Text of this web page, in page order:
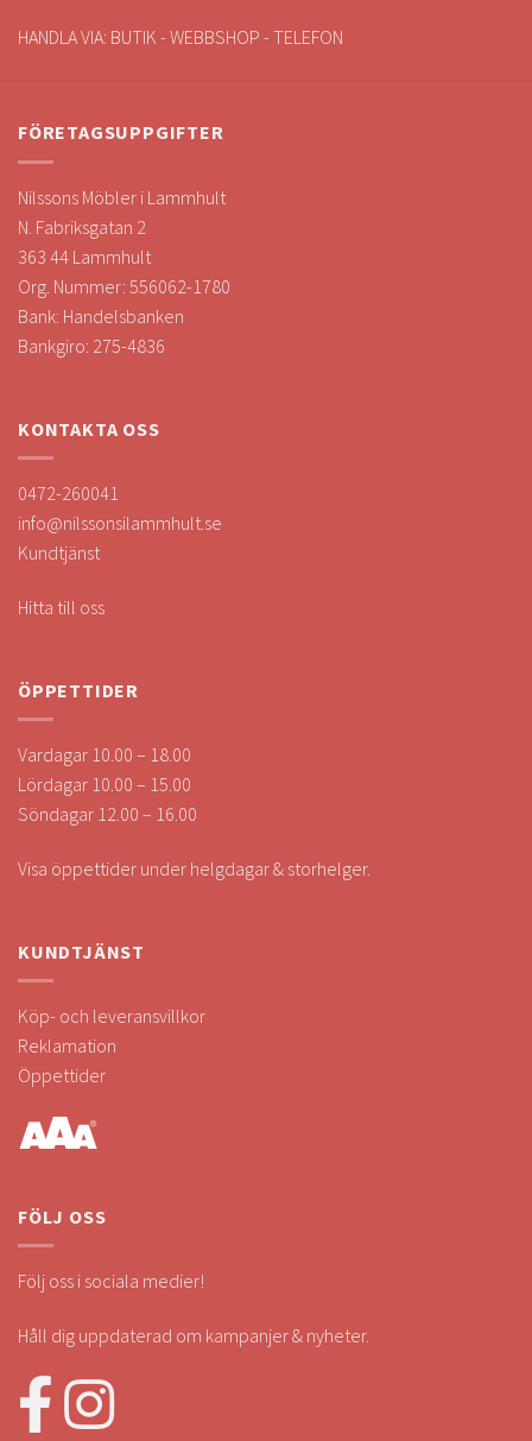
HANDLA VIA: BUTIK - WEBBSHOP - TELEFON
FÖRETAGSUPPGIFTER
Nilssons Möbler i Lammhult
N. Fabriksgatan 2
363 44 Lammhult
Org. Nummer: 556062-1780
Bank: Handelsbanken
Bankgiro: 275-4836
KONTAKTA OSS
0472-260041
info@nilssonsilammhult.se
Kundtjänst
Hitta till oss
ÖPPETTIDER
Vardagar 10.00 – 18.00
Lördagar 10.00 – 15.00
Söndagar 12.00 – 16.00
Visa öppettider under helgdagar & storhelger.
KUNDTJÄNST
Köp- och leveransvillkor
Reklamation
Öppettider
FÖLJ OSS
Följ oss i sociala medier!
Håll dig uppdaterad om kampanjer & nyheter.